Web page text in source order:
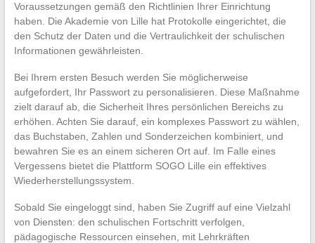
Voraussetzungen gemäß den Richtlinien Ihrer Einrichtung
haben. Die Akademie von Lille hat Protokolle eingerichtet, die
den Schutz der Daten und die Vertraulichkeit der schulischen
Informationen gewährleisten.
Bei Ihrem ersten Besuch werden Sie möglicherweise
aufgefordert, Ihr Passwort zu personalisieren. Diese Maßnahme
zielt darauf ab, die Sicherheit Ihres persönlichen Bereichs zu
erhöhen. Achten Sie darauf, ein komplexes Passwort zu wählen,
das Buchstaben, Zahlen und Sonderzeichen kombiniert, und
bewahren Sie es an einem sicheren Ort auf. Im Falle eines
Vergessens bietet die Plattform SOGO Lille ein effektives
Wiederherstellungssystem.
Sobald Sie eingeloggt sind, haben Sie Zugriff auf eine Vielzahl
von Diensten: den schulischen Fortschritt verfolgen,
pädagogische Ressourcen einsehen, mit Lehrkräften